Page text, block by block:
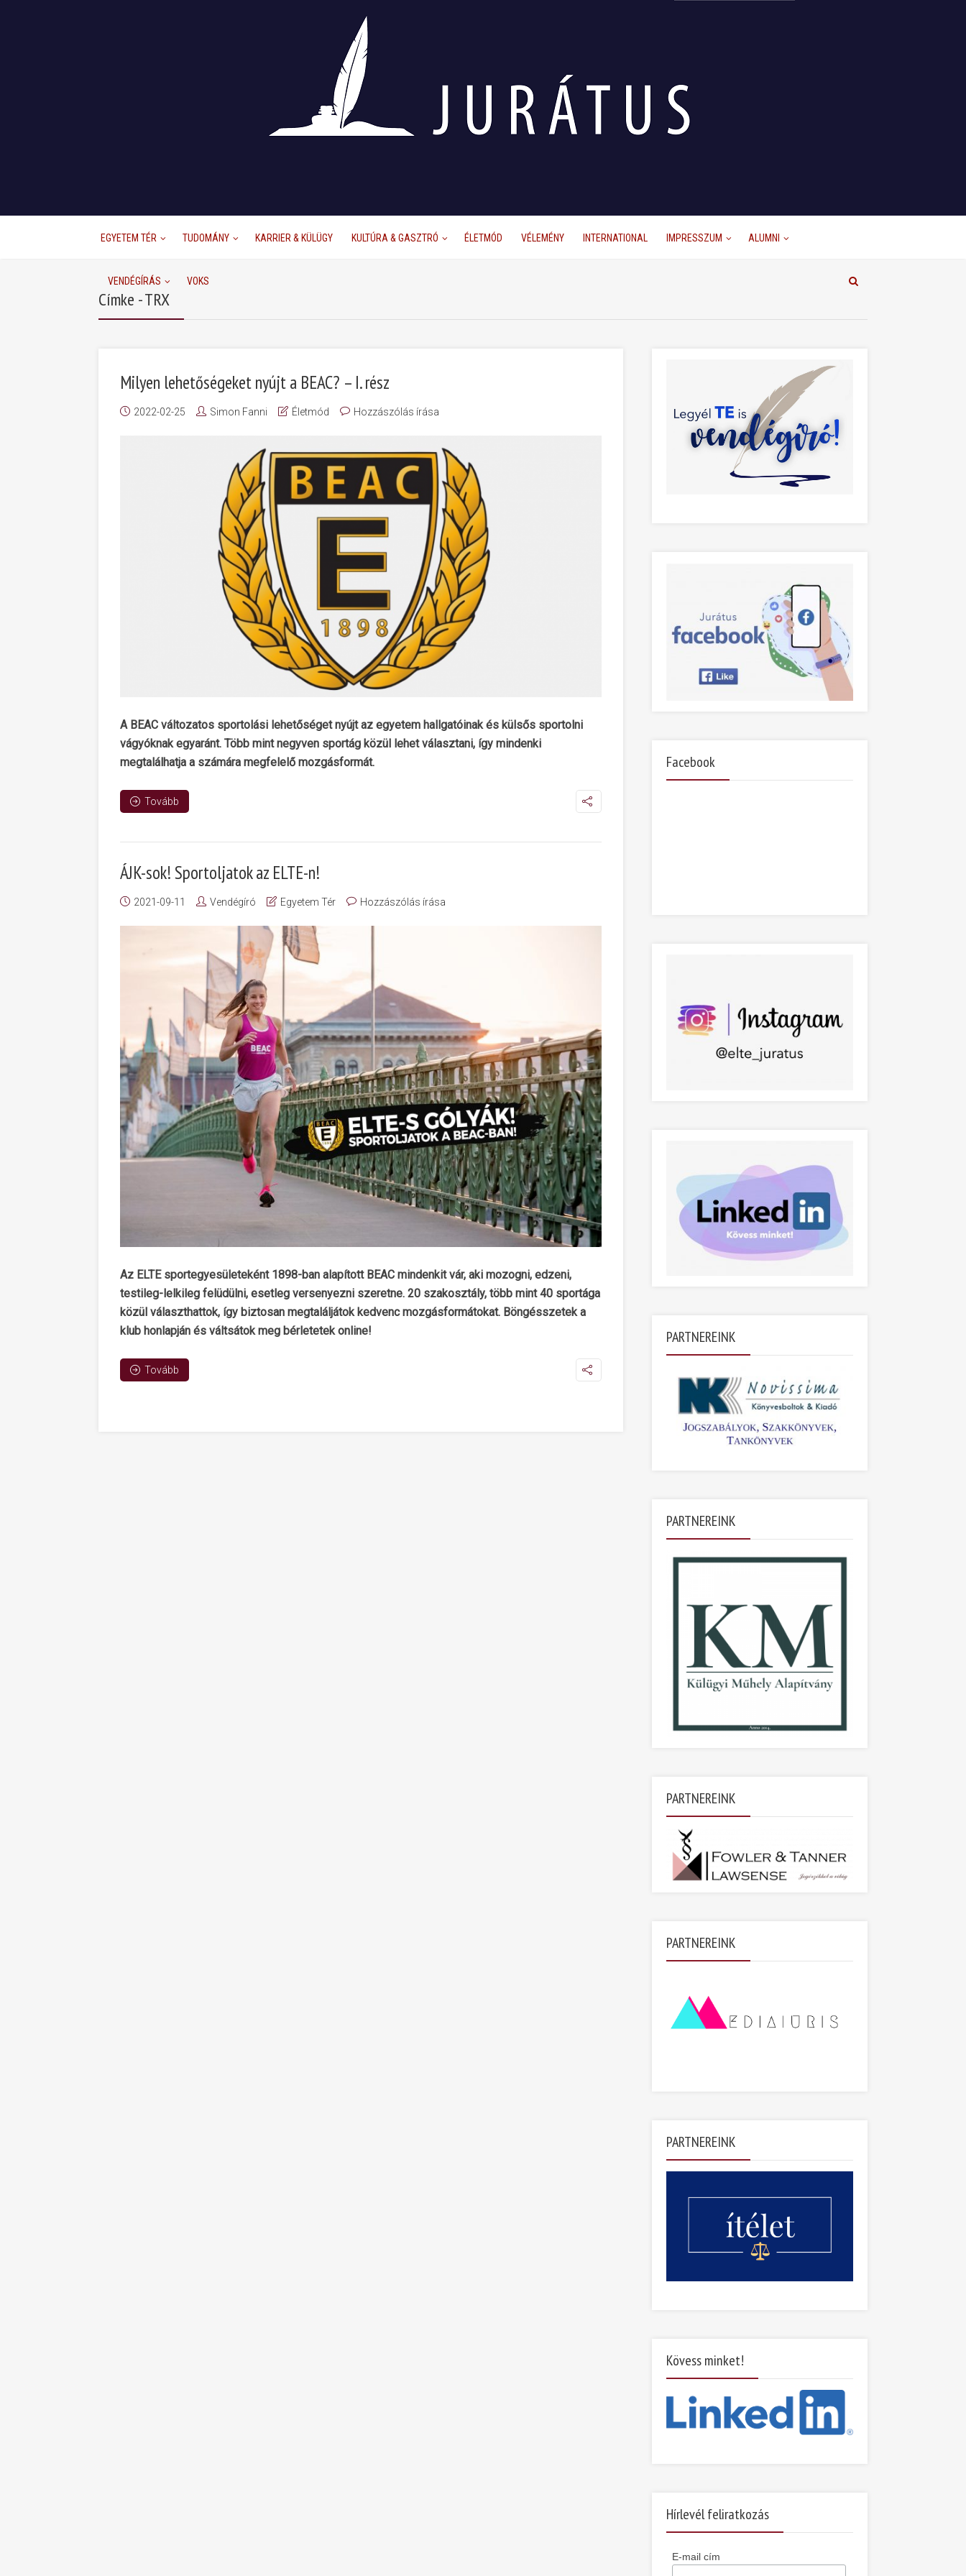
EGYETEM TÉR TUDOMÁNY KARRIER & KÜLÜGY KULTÚRA & GASZTRÓ ÉLETMÓD VÉLEMÉNY INTERNATIONAL IMPRESSZUM ALUMNI
VENDÉGÍRÁS VOKS
Címke - TRX
Milyen lehetőségeket nyújt a BEAC? – I. rész
2022-02-25 Simon Fanni Életmód Hozzászólás írása
A BEAC változatos sportolási lehetőséget nyújt az egyetem hallgatóinak és külsős sportolni
vágyóknak egyaránt. Több mint negyven sportág közül lehet választani, így mindenki
megtalálhatja a számára megfelelő mozgásformát.
Tovább
ÁJK-sok! Sportoljatok az ELTE-n!
2021-09-11 Vendégíró Egyetem Tér Hozzászólás írása
Az ELTE sportegyesületeként 1898-ban alapított BEAC mindenkit vár, aki mozogni, edzeni,
testileg-lelkileg felüdülni, esetleg versenyezni szeretne. 20 szakosztály, több mint 40 sportága
közül választhattok, így biztosan megtaláljátok kedvenc mozgásformátokat. Böngésszetek a
klub honlapján és váltsátok meg bérletetek online!
Tovább
Facebook
PARTNEREINK
PARTNEREINK
PARTNEREINK
PARTNEREINK
PARTNEREINK
Kövess minket!
Hírlevél feliratkozás
E-mail cím